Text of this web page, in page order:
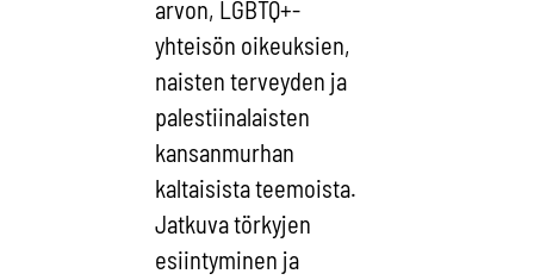
arvon, LGBTQ+-
yhteisön oikeuksien,
naisten terveyden ja
palestiinalaisten
kansanmurhan
kaltaisista teemoista.
Jatkuva törkyjen
esiintyminen ja